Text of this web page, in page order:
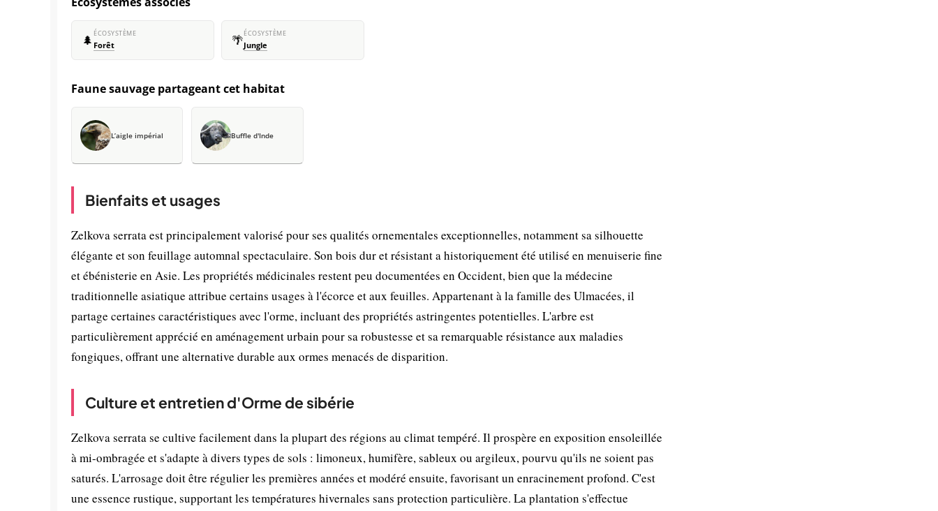
🌲 ÉCOSYSTÈME
Forêt 🌴ÉCOSYSTÈME
Jungle
Faune sauvage partageant cet habitat
L’aigle impérial Buffle d'Inde
Bienfaits et usages
Zelkova serrata est principalement valorisé pour ses qualités ornementales exceptionnelles, notamment sa silhouette
élégante et son feuillage automnal spectaculaire. Son bois dur et résistant a historiquement été utilisé en menuiserie fine
et ébénisterie en Asie. Les propriétés médicinales restent peu documentées en Occident, bien que la médecine
traditionnelle asiatique attribue certains usages à l'écorce et aux feuilles. Appartenant à la famille des Ulmacées, il
partage certaines caractéristiques avec l'orme, incluant des propriétés astringentes potentielles. L'arbre est
particulièrement apprécié en aménagement urbain pour sa robustesse et sa remarquable résistance aux maladies
fongiques, offrant une alternative durable aux ormes menacés de disparition.
Culture et entretien d'Orme de sibérie
Zelkova serrata se cultive facilement dans la plupart des régions au climat tempéré. Il prospère en exposition ensoleillée
à mi-ombragée et s'adapte à divers types de sols : limoneux, humifère, sableux ou argileux, pourvu qu'ils ne soient pas
saturés. L'arrosage doit être régulier les premières années et modéré ensuite, favorisant un enracinement profond. C'est
une essence rustique, supportant les températures hivernales sans protection particulière. La plantation s'effectue